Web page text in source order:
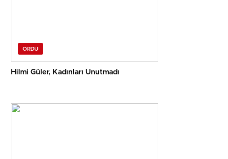
ORDU
Hilmi Güler, Kadınları Unutmadı